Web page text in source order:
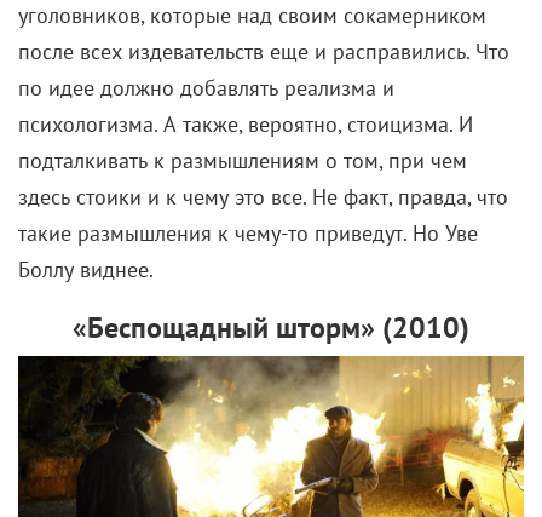
уголовников, которые над своим сокамерником
после всех издевательств еще и расправились. Что
по идее должно добавлять реализма и
психологизма. А также, вероятно, стоицизма. И
подталкивать к размышлениям о том, при чем
здесь стоики и к чему это все. Не факт, правда, что
такие размышления к чему-то приведут. Но Уве
Боллу виднее.
«Беспощадный шторм» (2010)